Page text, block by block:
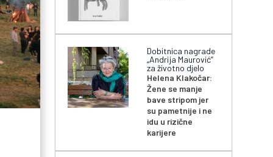
Dobitnica nagrade
„Andrija Maurović”
za životno djelo
Helena Klakočar:
Žene se manje
bave stripom jer
su pametnije i ne
idu u rizične
karijere